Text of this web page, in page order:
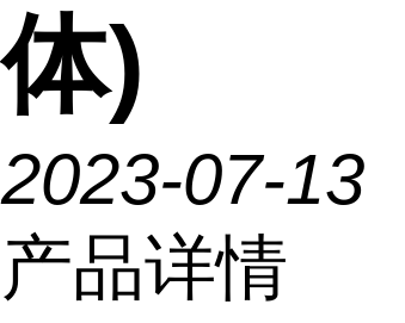
体)
2023-07-13
产品详情